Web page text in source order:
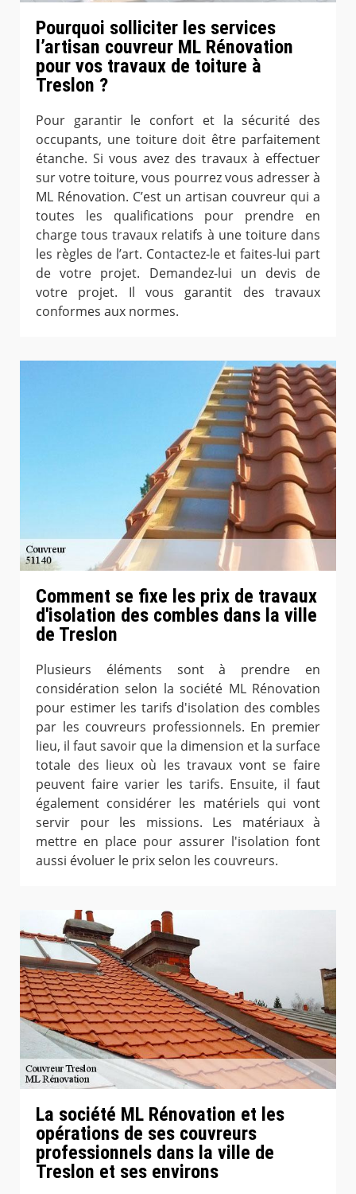
Pourquoi solliciter les services
l’artisan couvreur ML Rénovation
pour vos travaux de toiture à
Treslon ?
Pour garantir le confort et la sécurité des
occupants, une toiture doit être parfaitement
étanche. Si vous avez des travaux à effectuer
sur votre toiture, vous pourrez vous adresser à
ML Rénovation. C’est un artisan couvreur qui a
toutes les qualifications pour prendre en
charge tous travaux relatifs à une toiture dans
les règles de l’art. Contactez-le et faites-lui part
de votre projet. Demandez-lui un devis de
votre projet. Il vous garantit des travaux
conformes aux normes.
Comment se fixe les prix de travaux
d'isolation des combles dans la ville
de Treslon
Plusieurs éléments sont à prendre en
considération selon la société ML Rénovation
pour estimer les tarifs d'isolation des combles
par les couvreurs professionnels. En premier
lieu, il faut savoir que la dimension et la surface
totale des lieux où les travaux vont se faire
peuvent faire varier les tarifs. Ensuite, il faut
également considérer les matériels qui vont
servir pour les missions. Les matériaux à
mettre en place pour assurer l'isolation font
aussi évoluer le prix selon les couvreurs.
La société ML Rénovation et les
opérations de ses couvreurs
professionnels dans la ville de
Treslon et ses environs